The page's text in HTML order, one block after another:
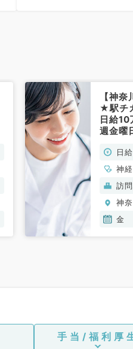
【神
★駅チ
日給
週金曜
くださ
勤）
日
神
訪
神
金
手当/福利厚